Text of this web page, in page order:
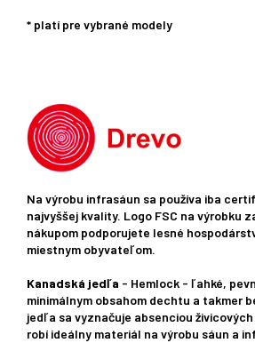
* platí pre vybrané modely
Na výrobu infrasáun sa používa iba
najvyššej kvality. Logo FSC na výrobku
nákupom podporujete lesné
miestnym obyvateľom.
Kanadská jedľa - Hemlock - ľahké,
minimálnym obsahom dechtu a takmer
jedľa sa vyznačuje absenciou
robí ideálny materiál na výrobu sáun a